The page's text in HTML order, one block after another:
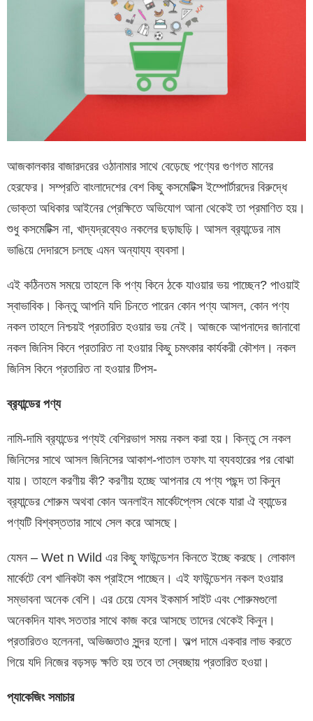
আজকালকার বাজারদরের ওঠানামার সাথে বেড়েছে পণ্যের গুণগত মানের
হেরফের। সম্প্রতি বাংলাদেশের বেশ কিছু কসমেটিক্স ইম্পোর্টারদের বিরুদ্ধে
ভোক্তা অধিকার আইনের প্রেক্ষিতে অভিযোগ আনা থেকেই তা প্রমাণিত হয়।
শুধু কসমেটিক্স না, খাদ্যদ্রব্যেও নকলের ছড়াছড়ি। আসল ব্র‍্যান্ডের নাম
ভাঙিয়ে দেদারসে চলছে এমন অন্যায্য ব্যবসা।
এই কঠিনতম সময়ে তাহলে কি পণ্য কিনে ঠকে যাওয়ার ভয় পাচ্ছেন? পাওয়াই
স্বাভাবিক। কিন্তু আপনি যদি চিনতে পারেন কোন পণ্য আসল, কোন পণ্য
নকল তাহলে নিশ্চয়ই প্রতারিত হওয়ার ভয় নেই। আজকে আপনাদের জানাবো
নকল জিনিস কিনে প্রতারিত না হওয়ার কিছু চমৎকার কার্যকরী কৌশল। নকল
জিনিস কিনে প্রতারিত না হওয়ার টিপস-
ব্র্যান্ডের পণ্য
নামি-দামি ব্র‍্যান্ডের পণ্যই বেশিরভাগ সময় নকল করা হয়। কিন্তু সে নকল
জিনিসের সাথে আসল জিনিসের আকাশ-পাতাল তফাৎ যা ব্যবহারের পর বোঝা
যায়। তাহলে করণীয় কী? করণীয় হচ্ছে আপনার যে পণ্য পছন্দ তা কিনুন
ব্র‍্যান্ডের শোরুম অথবা কোন অনলাইন মার্কেটপ্লেস থেকে যারা ঐ ব্যান্ডের
পণ্যটি বিশ্বস্ততার সাথে সেল করে আসছে।
যেমন – Wet n Wild এর কিছু ফাউন্ডেশন কিনতে ইচ্ছে করছে। লোকাল
মার্কেটে বেশ খানিকটা কম প্রাইসে পাচ্ছেন। এই ফাউন্ডেশন নকল হওয়ার
সম্ভাবনা অনেক বেশি। এর চেয়ে যেসব ইকমার্স সাইট এবং শোরুমগুলো
অনেকদিন যাবৎ সততার সাথে কাজ করে আসছে তাদের থেকেই কিনুন।
প্রতারিতও হলেননা, অভিজ্ঞতাও সুন্দর হলো। অল্প দামে একবার লাভ করতে
গিয়ে যদি নিজের বড়সড় ক্ষতি হয় তবে তা স্বেচ্ছায় প্রতারিত হওয়া।
প্যাকেজিং সমাচার